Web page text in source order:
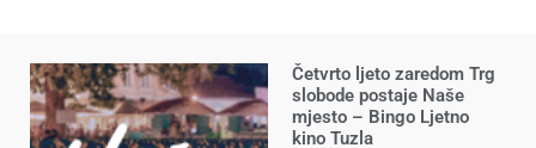
Četvrto ljeto zaredom Trg
slobode postaje Naše
mjesto – Bingo Ljetno
kino Tuzla